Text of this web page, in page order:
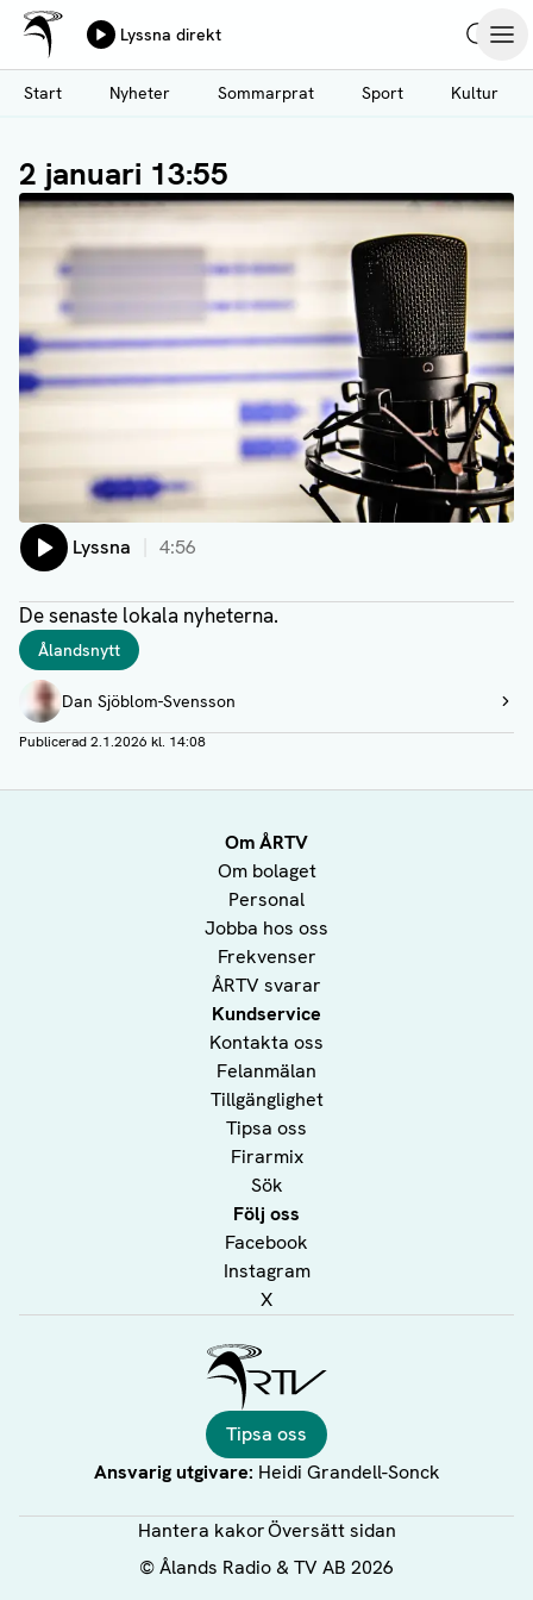
Hoppa
till
huvudinnehåll
Ålands Radio & TV
Lyssna direkt
Start
Nyheter Sommarprat Sport Kultur
2 januari 13:55
Lyssna 4:56
De senaste lokala nyheterna.
Taggar
Ålandsnytt
Författare
Dan Sjöblom-Svensson
Visa profil
Publicerad2.1.2026 kl. 14:08
Om ÅRTV
Om bolaget
Personal
Jobba hos oss
Frekvenser
ÅRTV svarar
Kundservice
Kontakta oss
Felanmälan
Tillgänglighet
Tipsa oss
Firarmix
Sök
Följ oss
Facebook
Instagram
X
Tipsa oss
Ansvarig utgivare: Heidi Grandell-Sonck
Hantera kakorÖversätt sidan
©Ålands Radio & TV AB 2026